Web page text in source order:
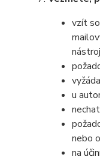
vzít
u
nebo
na